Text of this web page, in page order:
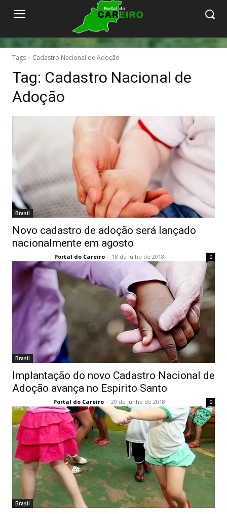
Tags Cadastro Nacional de Adoção
Tag: Cadastro Nacional de
Adoção
Brasil
Novo cadastro de adoção será lançado
nacionalmente em agosto
Portal do Careiro - 18 de julho de 2018 0
Brasil
Implantação do novo Cadastro Nacional de
Adoção avança no Espirito Santo
Portal do Careiro - 29 de junho de 2018 0
Brasil